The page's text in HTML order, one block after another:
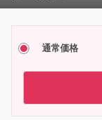
通常価格